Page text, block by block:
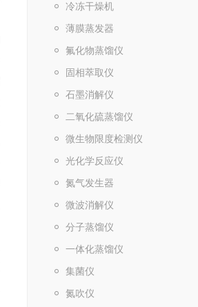
冷冻干燥机
薄膜蒸发器
氟化物蒸馏仪
固相萃取仪
石墨消解仪
二氧化硫蒸馏仪
微生物限度检测仪
光化学反应仪
氮气发生器
微波消解仪
分子蒸馏仪
一体化蒸馏仪
集菌仪
氮吹仪